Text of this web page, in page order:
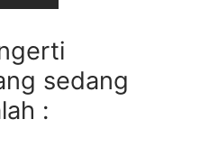
sedang
: